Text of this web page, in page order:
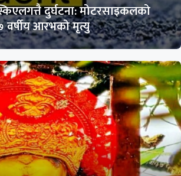
दुर्घटना: मोटरसाइकलको
आरभको मृत्यु